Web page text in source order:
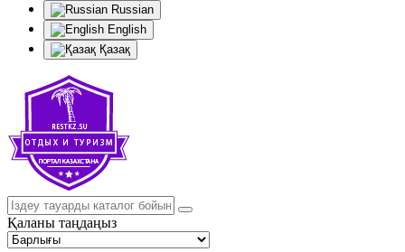
Russian
English
Қазақ
Қаланы таңдаңыз